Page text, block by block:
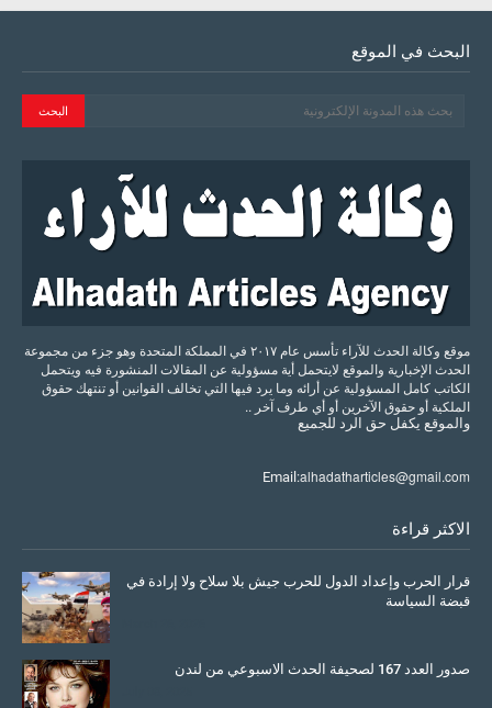
البحث في الموقع
موقع وكالة الحدث للآراء تأسس عام ٢٠١٧ في المملكة المتحدة وهو جزء من مجموعة
الحدث الإخبارية والموقع لايتحمل أية مسؤولية عن المقالات المنشورة فيه ويتحمل
الكاتب كامل المسؤولية عن أرائه وما يرد فيها التي تخالف القوانين أو تنتهك حقوق
الملكية أو حقوق الآخرين أو أي طرف آخر ..
والموقع يكفل حق الرد للجميع
Email:alhadatharticles@gmail.com
الاكثر قراءة
قرار الحرب وإعداد الدول للحرب جيش بلا سلاح ولا إرادة في
قبضة السياسة
صدور العدد 167 لصحيفة الحدث الاسبوعي من لندن